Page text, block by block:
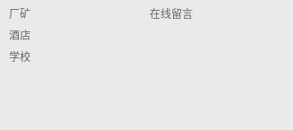
厂矿
酒店
学校
在线留言